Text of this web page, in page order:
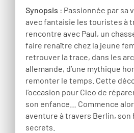
Synopsis : Passionnée par sa
avec fantaisie les touristes à
rencontre avec Paul, un
faire renaître chez la jeune
retrouver la trace, dans les
allemande, d’une mythique
remonter le temps. Cette
l’occasion pour Cleo de
son enfance… Commence
aventure à travers Berlin, son
secrets.